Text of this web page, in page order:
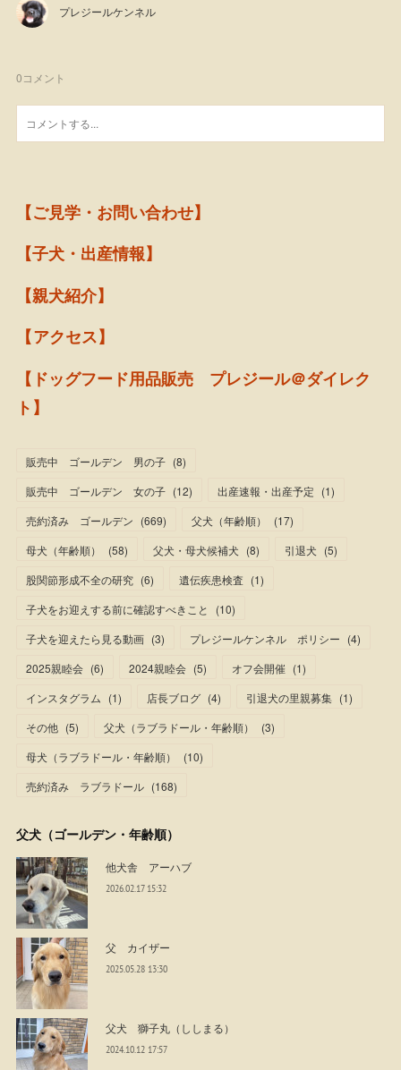
プレジールケンネル
0コメント
【ご見学・お問い合わせ】
【子犬・出産情報】
【親犬紹介】
【アクセス】
【ドッグフード用品販売 プレジール＠ダイレク
ト】
販売中 ゴールデン 男の子 (8)
販売中 ゴールデン 女の子 (12) 出産速報・出産予定 (1)
売約済み ゴールデン (669) 父犬（年齢順） (17)
母犬（年齢順）
(58) 父犬・母犬候補犬 (8) 引退犬 (5)
股関節形成不全の研究 (6) 遺伝疾患検査 (1)
子犬をお迎えする前に確認すべきこと
(10)
子犬を迎えたら見る動画 (3) プレジールケンネル ポリシー (4)
2025親睦会 (6) 2024親睦会 (5) オフ会開催 (1)
インスタグラム (1) 店長ブログ (4) 引退犬の里親募集 (1)
その他 (5) 父犬（ラブラドール・年齢順） (3)
母犬（ラブラドール・年齢順）
(10)
売約済み ラブラドール (168)
父犬（ゴールデン・年齢順）
他犬舎 アーハブ
2026.02.17 15:32
父 カイザー
2025.05.28 13:30
父犬 獅子丸（ししまる）
2024.10.12 17:57